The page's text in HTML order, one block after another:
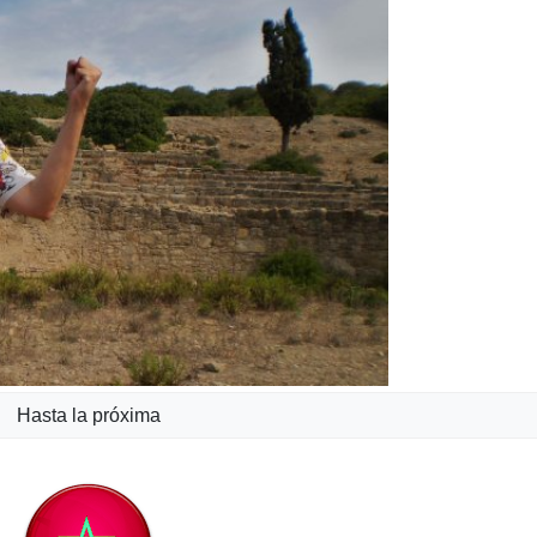
Hasta la próxima